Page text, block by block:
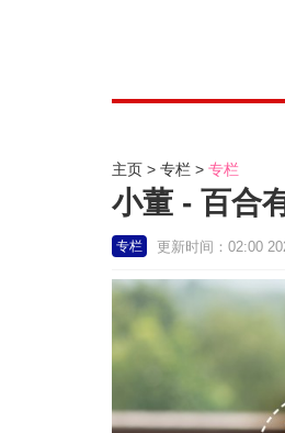
主页 专栏 专栏
小董 - 百合
专栏 更新时间：02:00